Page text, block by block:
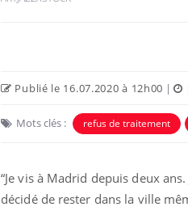
Publié le 16.07.2020 à 12h00 |
Mots clés : refus de traitement
“Je vis à Madrid depuis deux
décidé de rester dans la ville
La sieste empêche-t-elle
de dormir la nuit ?